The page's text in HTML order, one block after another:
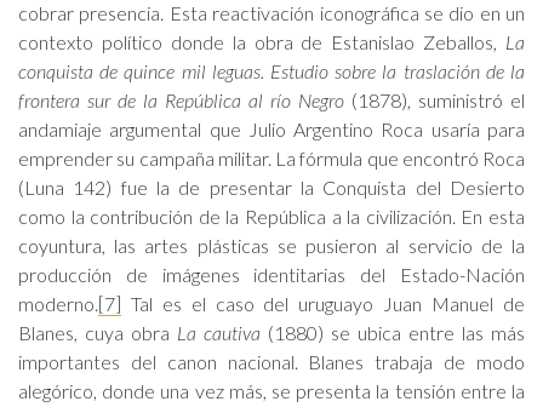
cobrar presencia. Esta reactivación iconográfica se dio en un
contexto político donde la obra de Estanislao Zeballos, La
conquista de quince mil leguas. Estudio sobre la traslación de la
frontera sur de la República al río Negro (1878), suministró el
andamiaje argumental que Julio Argentino Roca usaría para
emprender su campaña militar. La fórmula que encontró Roca
(Luna 142) fue la de presentar la Conquista del Desierto
como la contribución de la República a la civilización. En esta
coyuntura, las artes plásticas se pusieron al servicio de la
producción de imágenes identitarias del Estado-Nación
moderno.[7] Tal es el caso del uruguayo Juan Manuel de
Blanes, cuya obra La cautiva (1880) se ubica entre las más
importantes del canon nacional. Blanes trabaja de modo
alegórico, donde una vez más, se presenta la tensión entre la